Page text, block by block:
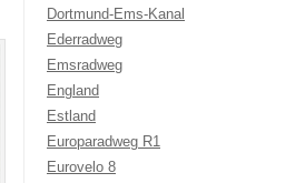
Dortmund-Ems-Kanal
Ederradweg
Emsradweg
England
Estland
Europaradweg R1
Eurovelo 8